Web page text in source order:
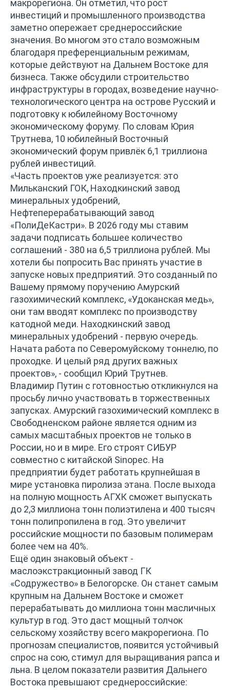
макрорегиона. Он отметил, что рост
инвестиций и промышленного производства
заметно опережает среднероссийские
значения. Во многом это стало возможным
благодаря преференциальным режимам,
которые действуют на Дальнем Востоке для
бизнеса. Также обсудили строительство
инфраструктуры в городах, возведение научно-
технологического центра на острове Русский и
подготовку к юбилейному Восточному
экономическому форуму. По словам Юрия
Трутнева, 10 юбилейный Восточный
экономический форум привлёк 6,1 триллиона
рублей инвестиций.
«Часть проектов уже реализуется: это
Мильканский ГОК, Находкинский завод
минеральных удобрений,
Нефтеперерабатывающий завод
«ПолиДеКастри». В 2026 году мы ставим
задачи подписать большее количество
соглашений - 380 на 6,5 триллиона рублей. Мы
хотели бы попросить Вас принять участие в
запуске новых предприятий. Это созданный по
Вашему прямому поручению Амурский
газохимический комплекс, «Удоканская медь»,
они там вводят комплекс по производству
катодной меди. Находкинский завод
минеральных удобрений - первую очередь.
Начата работа по Северомуйскому тоннелю, по
проходке. И целый ряд других важных
проектов», - сообщил Юрий Трутнев.
Владимир Путин с готовностью откликнулся на
просьбу лично участвовать в торжественных
запусках. Амурский газохимический комплекс в
Свободненском районе является одним из
самых масштабных проектов не только в
России, но и в мире. Его строят СИБУР
совместно с китайской Sinopec. На
предприятии будет работать крупнейшая в
мире установка пиролиза этана. После выхода
на полную мощность АГХК сможет выпускать
до 2,3 миллиона тонн полиэтилена и 400 тысяч
тонн полипропилена в год. Это увеличит
российские мощности по базовым полимерам
более чем на 40%.
Ещё один знаковый объект -
маслоэкстракционный завод ГК
«Содружество» в Белогорске. Он станет самым
крупным на Дальнем Востоке и сможет
перерабатывать до миллиона тонн масличных
культур в год. Это даст мощный толчок
сельскому хозяйству всего макрорегиона. По
прогнозам специалистов, появится устойчивый
спрос на сою, стимул для выращивания рапса и
льна. В целом показатели развития Дальнего
Востока превышают среднероссийские: